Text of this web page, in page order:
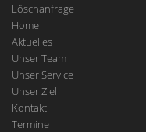
Löschanfrage
Home
Aktuelles
Unser Team
Unser Service
Unser Ziel
Kontakt
Termine